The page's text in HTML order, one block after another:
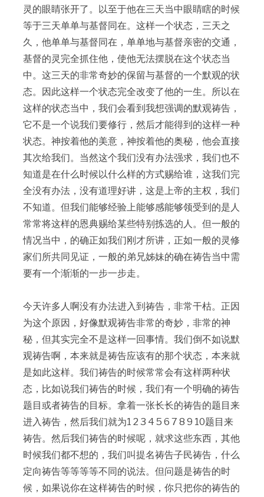
灵的眼睛张开了。以至于他在三天当中眼睛瞎的时候
等于三天单单与基督同在。这样一个状态，三天之
久，他单单与基督同在，单单地与基督亲密的交通，
基督的灵完全抓住他，使他无法摆脱在这个状态当
中。这三天的非常奇妙的保留与基督的一个默观的状
态。因此这样一个状态完全改变了他的一生。所以在
这样的状态当中，我们会看到我想强调的默观祷告，
它不是一个说我们要修行，然后才能得到的这样一种
状态。神按着他的美意，神按着他的奥秘，他会直接
其次给我们。当然这个我们没有办法强求，我们也不
知道是在什么时候以什么样的方式赐给谁，这我们完
全没有办法，没有道理好讲，这是上帝的主权，我们
不知道。但我们能够经验上能够感能够领受到的是人
常常将这样的恩典赐给某些特别拣选的人。但一般的
情况当中，的确正如我们刚才所讲，正如一般的灵修
家们所共同见证，一般的弟兄姊妹的确在祷告当中需
要有一个渐渐的一步一步走。
今天许多人啊没有办法进入到祷告，非常干枯。正因
为这个原因，好像默观祷告非常的奇妙，非常的神
秘，但其实完全不是这样一回事情。我们倒不如说默
观祷告啊，本来就是祷告应该有的那个状态，本来就
是如此这样。我们祷告的时候常常会有这样两种状
态，比如说我们祷告的时候，我们有一个明确的祷告
题目或者祷告的目标。拿着一张长长的祷告的题目来
进入祷告，然后我们就为1 2 3 4 5 6 7 8 9 10题目来
祷告。然后我们祷告的时候呢，就求这些东西，其他
时候我们都不想的，我们叫提名祷告子民祷告，什么
定向祷告等等等等不同的说法。但问题是祷告的时
候，如果说你在这样祷告的时候，你只把你的祷告的